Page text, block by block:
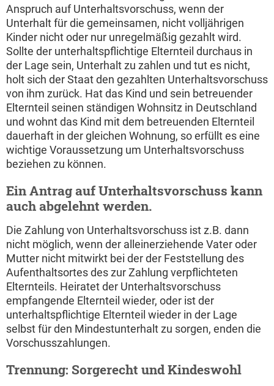
Anspruch auf Unterhaltsvorschuss, wenn der
Unterhalt für die gemeinsamen, nicht volljährigen
Kinder nicht oder nur unregelmäßig gezahlt wird.
Sollte der unterhaltspflichtige Elternteil durchaus in
der Lage sein, Unterhalt zu zahlen und tut es nicht,
holt sich der Staat den gezahlten Unterhaltsvorschuss
von ihm zurück. Hat das Kind und sein betreuender
Elternteil seinen ständigen Wohnsitz in Deutschland
und wohnt das Kind mit dem betreuenden Elternteil
dauerhaft in der gleichen Wohnung, so erfüllt es eine
wichtige Voraussetzung um Unterhaltsvorschuss
beziehen zu können.
Ein Antrag auf Unterhaltsvorschuss kann
auch abgelehnt werden.
Die Zahlung von Unterhaltsvorschuss ist z.B. dann
nicht möglich, wenn der alleinerziehende Vater oder
Mutter nicht mitwirkt bei der der Feststellung des
Aufenthaltsortes des zur Zahlung verpflichteten
Elternteils. Heiratet der Unterhaltsvorschuss
empfangende Elternteil wieder, oder ist der
unterhaltspflichtige Elternteil wieder in der Lage
selbst für den Mindestunterhalt zu sorgen, enden die
Vorschusszahlungen.
Trennung: Sorgerecht und Kindeswohl